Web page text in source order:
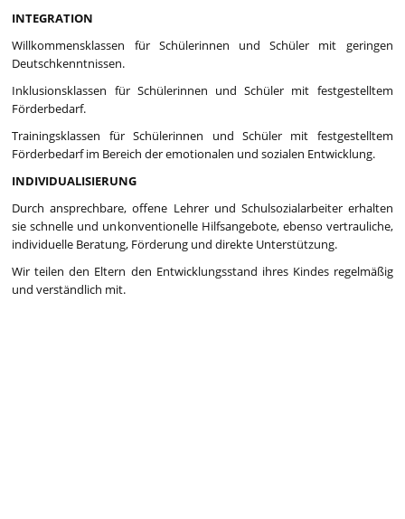
INTEGRATION
Willkommensklassen für Schülerinnen und Schüler mit geringen
Deutschkenntnissen.
Inklusionsklassen für Schülerinnen und Schüler mit festgestelltem
Förderbedarf.
Trainingsklassen für Schülerinnen und Schüler mit festgestelltem
Förderbedarf im Bereich der emotionalen und sozialen Entwicklung.
INDIVIDUALISIERUNG
Durch ansprechbare, offene Lehrer und Schulsozialarbeiter erhalten
sie schnelle und unkonventionelle Hilfsangebote, ebenso vertrauliche,
individuelle Beratung, Förderung und direkte Unterstützung.
Wir teilen den Eltern den Entwicklungsstand ihres Kindes regelmäßig
und verständlich mit.